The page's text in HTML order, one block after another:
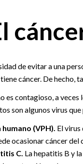
de evitar a una
cáncer. De hecho,
es contagioso, a
son algunos virus
(VPH). El virus
ocasionar cáncer
C. La hepatitis B y